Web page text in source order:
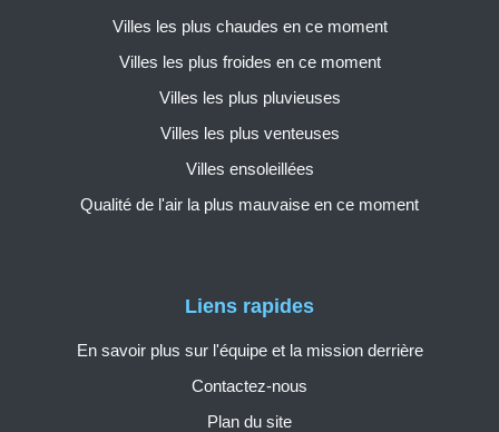
Liens rapides
En savoir plus sur l'équipe et la mission derrière
Contactez-nous
Plan du site
Villes les plus chaudes en ce moment
Villes les plus froides en ce moment
Villes les plus pluvieuses
Villes les plus venteuses
Villes ensoleillées
Qualité de l'air la plus mauvaise en ce moment